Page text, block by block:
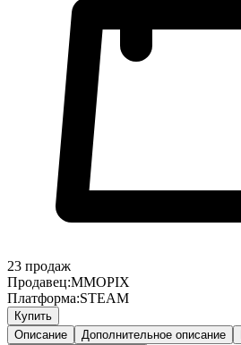
23 продаж
Продавец:MMOPIX
Платформа:STEAM
Купить
Описание
Дополнительное описание